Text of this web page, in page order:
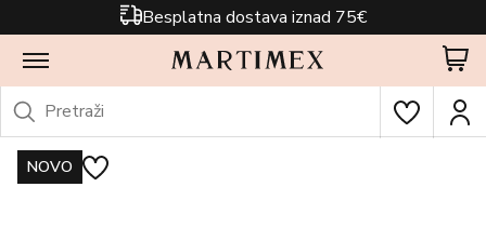
Besplatna dostava iznad 75€
NOVO